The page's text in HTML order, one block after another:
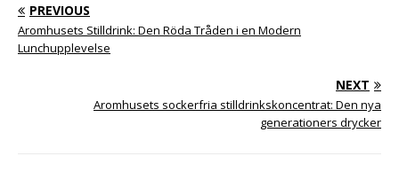
PREVIOUS
Aromhusets Stilldrink: Den Röda Tråden i en Modern
Lunchupplevelse
NEXT
Aromhusets sockerfria stilldrinkskoncentrat: Den nya
generationers drycker